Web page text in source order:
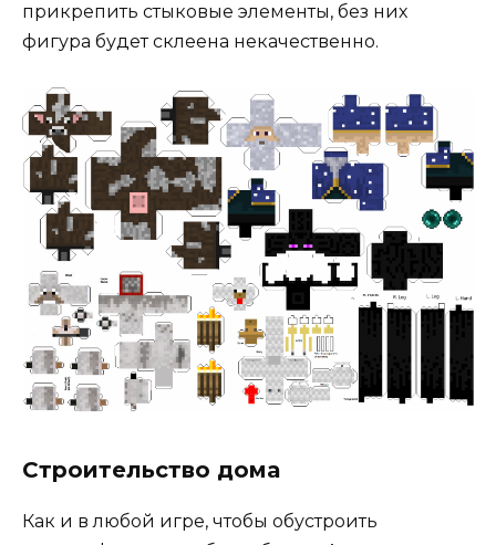
прикрепить стыковые элементы, без них
фигура будет склеена некачественно.
Строительство дома
Как и в любой игре, чтобы обустроить